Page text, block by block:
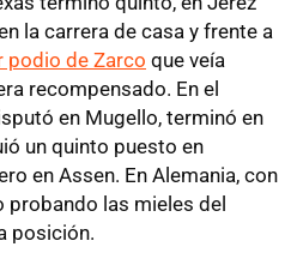
la carrera de casa y frente a
podio de Zarco que veía
recompensado. En el
en Mugello, terminó en
un quinto puesto en
en Assen. En Alemania, con
las mieles del
posición.